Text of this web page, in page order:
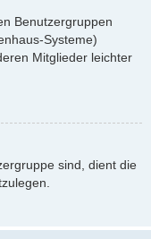
Benutzergruppen
Systeme)
Mitglieder leichter
sind, dient die